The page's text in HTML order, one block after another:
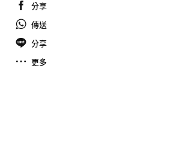
分享
傳送
分享
更多